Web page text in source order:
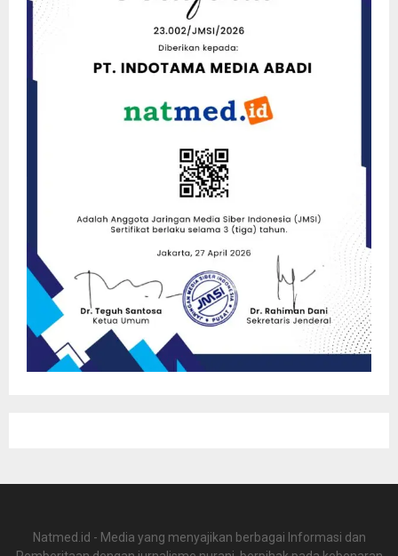
Natmed.id - Media yang menyajikan berbagai Informasi dan